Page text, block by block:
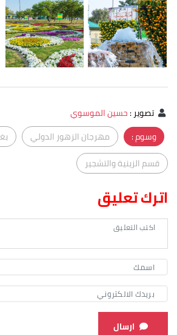
تصوير:حسين الموسوي
وسوم :
مهرجان الزهور الدولي
قسم الزينية والتشجير
اترك تعليق
ارسال